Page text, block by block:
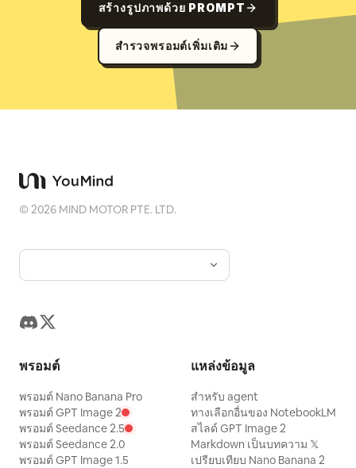
สร้างรูปภาพด้วย PROMPT
สำรวจพรอมต์เพิ่มเติม
©2026 MIND MOTOR PTE. LTD.
พรอมต์
พรอมต์ Nano Banana Pro
พรอมต์ GPT Image 2
พรอมต์ Seedance 2.5
พรอมต์ Seedance 2.0
พรอมต์ GPT Image 1.5
แหล่งข้อมูล
สำหรับ agent
ทางเลือกอื่นของ NotebookLM
สไลด์ GPT Image 2
Markdown เป็นบทความ 𝕏
เปรียบเทียบ Nano Banana 2